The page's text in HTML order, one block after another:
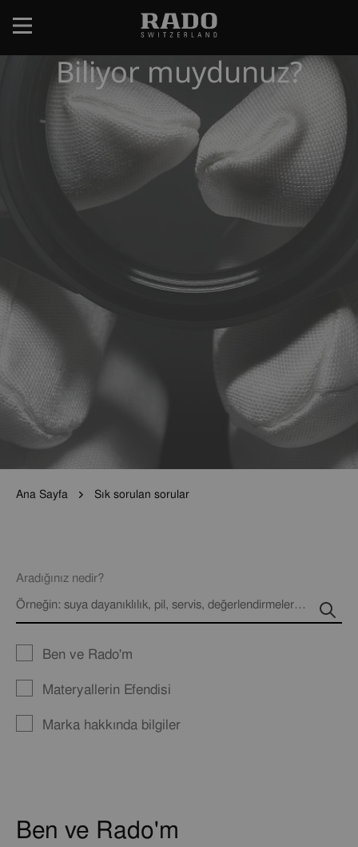
içeriğe
Biliyor muydunuz?
Ana Sayfa Sık sorulan sorular
Aradığınız nedir?
Ben ve Rado'm
Materyallerin Efendisi
Marka hakkında bilgiler
Ben ve Rado'm